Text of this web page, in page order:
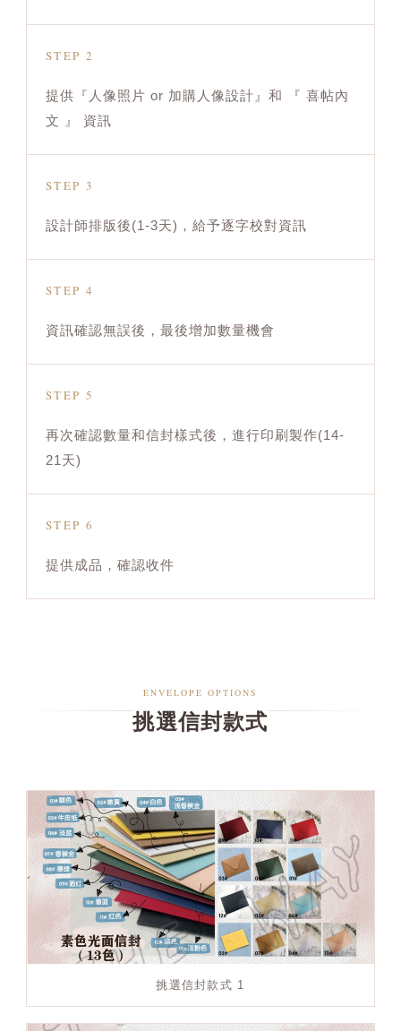
STEP 2
提供『人像照片 or 加購人像設計』和 『 喜帖內
文 』 資訊
STEP 3
設計師排版後(1-3天)，給予逐字校對資訊
STEP 4
資訊確認無誤後，最後增加數量機會
STEP 5
再次確認數量和信封樣式後，進行印刷製作(14-
21天)
STEP 6
提供成品，確認收件
ENVELOPE OPTIONS
挑選信封款式
挑選信封款式 1